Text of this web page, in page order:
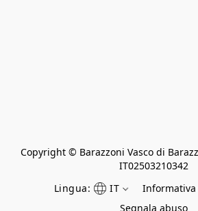
Copyright © Barazzoni Vasco di
IT02503210342
Lingua:
IT
Segnala abuso